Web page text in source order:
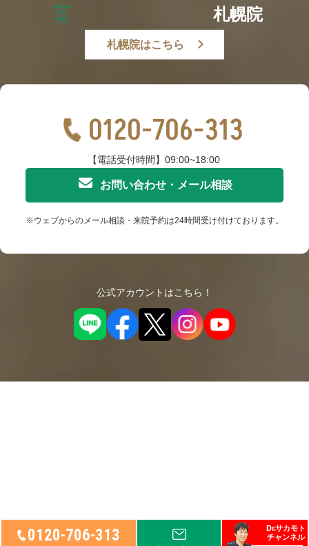
0120-706-313
Dr.サカモト
チャンネル
札幌院
札幌院はこちら
0120-706-313
【電話受付時間】09:00~18:00
お問い合わせ・メール相談
※ウェブからのメール相談・来院予約は24時間受け付けております。
公式アカウントはこちら！